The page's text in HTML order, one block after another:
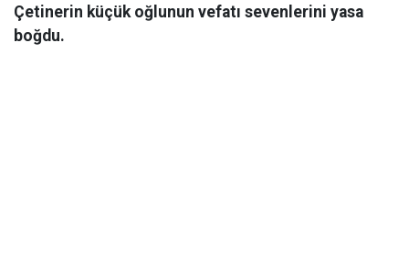
Çetinerin küçük oğlunun vefatı sevenlerini yasa
boğdu.